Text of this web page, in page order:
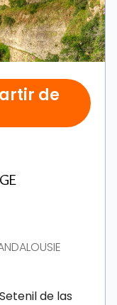
de
de las